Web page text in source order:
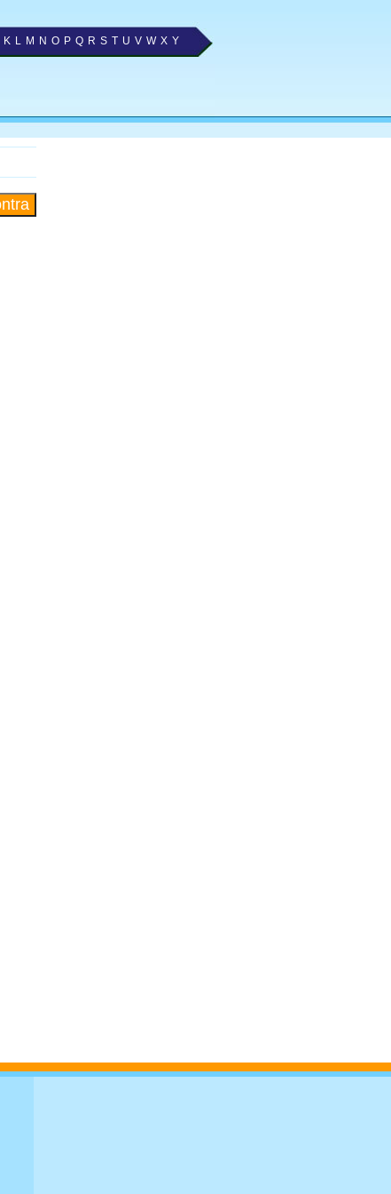
K L M N O P Q R S T U V W X Y